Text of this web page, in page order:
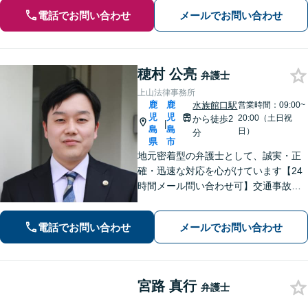
電話でお問い合わせ メールでお問い合わせ
穂村 公亮 弁護士
上山法律事務所
鹿
児
島
県
|
鹿
児
島
市
水族館口駅
から徒歩2
分
営業時間：09:00~
20:00（土日祝
日）
地元密着型の弁護士として、誠実・正
確・迅速な対応を心がけています【24
時間メール問い合わせ可】交通事故／
幅広く対応。新しい人生のスタートを
切るお手伝いをします【市電水族館口
駅2分】【完全個室】
電話でお問い合わせ メールでお問い合わせ
宮路 真行 弁護士